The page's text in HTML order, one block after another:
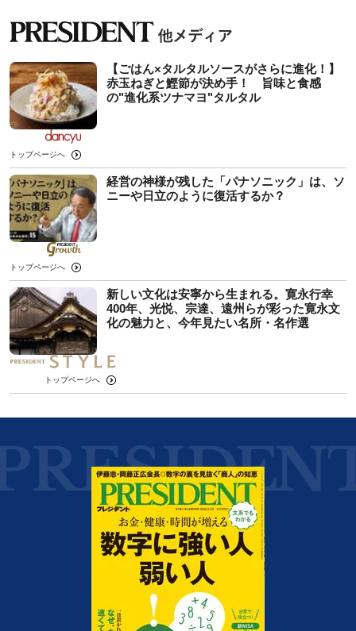
【ごはん×タルタルソースがさらに進化！】
赤玉ねぎと鰹節が決め手！ 旨味と食感
の"進化系ツナマヨ"タルタル
トップページへ
経営の神様が残した「パナソニック」は、ソ
ニーや日立のように復活するか？
トップページへ
新しい文化は安寧から生まれる。寛永行幸
400年、光悦、宗達、遠州らが彩った寛永文
化の魅力と、今年見たい名所・名作選
トップページへ